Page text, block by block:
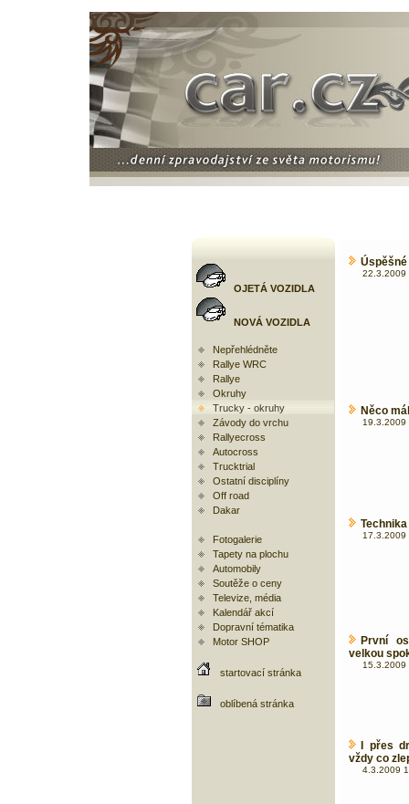
OJETÁ VOZIDLA
NOVÁ VOZIDLA
Nepřehlédněte
Rallye WRC
Rallye
Okruhy
Trucky - okruhy
Závody do vrchu
Rallyecross
Autocross
Trucktrial
Ostatní disciplíny
Off road
Dakar
Fotogalerie
Tapety na plochu
Automobily
Soutěže o ceny
Televize, média
Kalendář akcí
Dopravní tématika
Motor SHOP
startovací stránka
oblíbená stránka
22.3.2009
Něco
19.3.2009
17.3.2009
První
velkou
15.3.2009
I přes
vždy co
4.3.2009